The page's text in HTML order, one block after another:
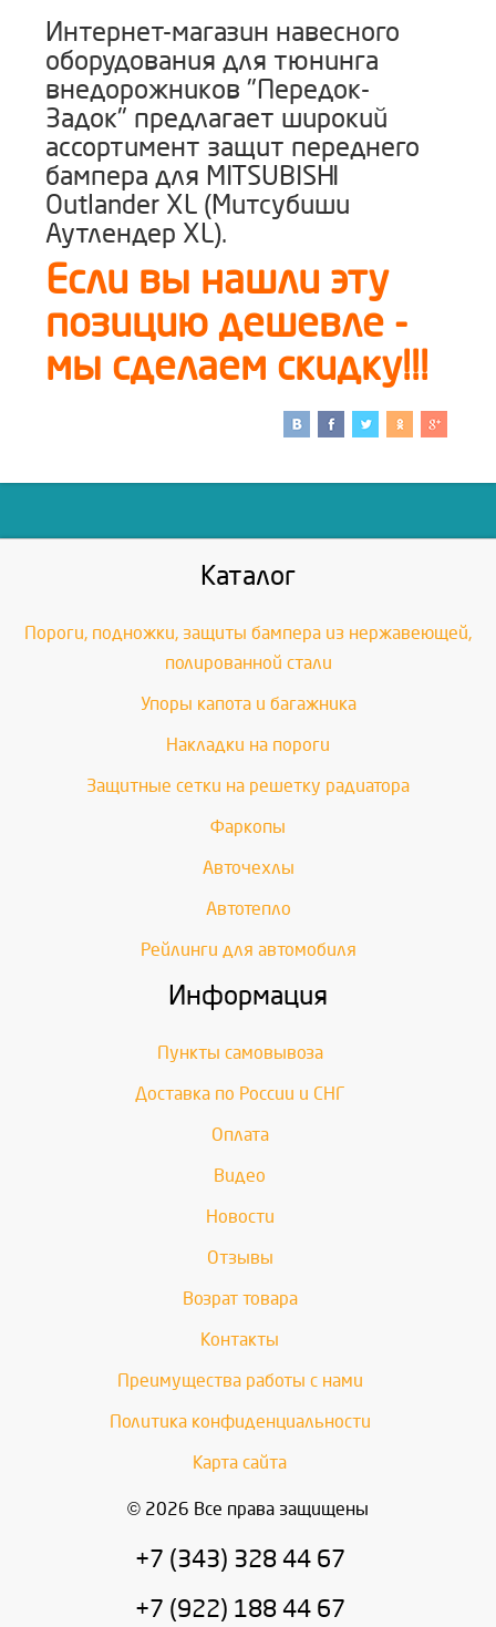
Интернет-магазин навесного
оборудования для тюнинга
внедорожников "Передок-
Задок" предлагает широкий
ассортимент защит переднего
бампера для MITSUBISHI
Outlander XL (Митсубиши
Аутлендер XL).
Если вы нашли эту
позицию дешевле -
мы сделаем скидку!!!
Каталог
Пороги, подножки, защиты бампера из нержавеющей,
полированной стали
Упоры капота и багажника
Накладки на пороги
Защитные сетки на решетку радиатора
Фаркопы
Авточехлы
Автотепло
Рейлинги для автомобиля
Информация
Пункты самовывоза
Доставка по России и СНГ
Оплата
Видео
Новости
Отзывы
Возрат товара
Контакты
Преимущества работы с нами
Политика конфиденциальности
Карта сайта
© 2026 Все права защищены
+7 (343) 328 44 67
+7 (922) 188 44 67